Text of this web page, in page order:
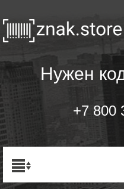
Нужен
+7 800